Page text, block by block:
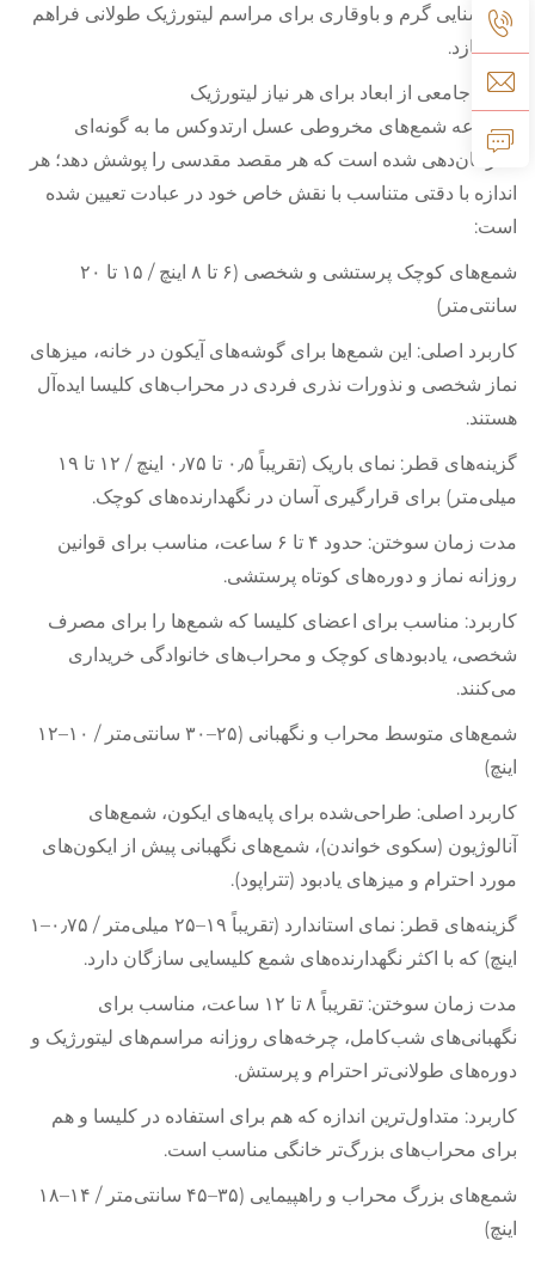
و روشنایی گرم و باوقاری برای مراسم لیتورژیک طولانی فراهم
می‌سازد.
طیف جامعی از ابعاد برای هر نیاز لیتورژیک
مجموعه شمع‌های مخروطی عسل ارتدوکس ما به گونه‌ای
سازمان‌دهی شده است که هر مقصد مقدسی را پوشش دهد؛ هر
اندازه با دقتی متناسب با نقش خاص خود در عبادت تعیین شده
است:
شمع‌های کوچک پرستشی و شخصی (۶ تا ۸ اینچ / ۱۵ تا ۲۰
سانتی‌متر)
کاربرد اصلی: این شمع‌ها برای گوشه‌های آیکون در خانه، میزهای
نماز شخصی و نذورات نذری فردی در محراب‌های کلیسا ایده‌آل
هستند.
گزینه‌های قطر: نمای باریک (تقریباً ۰٫۵ تا ۰٫۷۵ اینچ / ۱۲ تا ۱۹
میلی‌متر) برای قرارگیری آسان در نگهدارنده‌های کوچک.
مدت زمان سوختن: حدود ۴ تا ۶ ساعت، مناسب برای قوانین
روزانه نماز و دوره‌های کوتاه پرستشی.
کاربرد: مناسب برای اعضای کلیسا که شمع‌ها را برای مصرف
شخصی، یادبودهای کوچک و محراب‌های خانوادگی خریداری
می‌کنند.
شمع‌های متوسط محراب و نگهبانی (۲۵–۳۰ سانتی‌متر / ۱۰–۱۲
اینچ)
کاربرد اصلی: طراحی‌شده برای پایه‌های ایکون، شمع‌های
آنالوژیون (سکوی خواندن)، شمع‌های نگهبانی پیش از ایکون‌های
مورد احترام و میزهای یادبود (تتراپود).
گزینه‌های قطر: نمای استاندارد (تقریباً ۱۹–۲۵ میلی‌متر / ۰٫۷۵–۱
اینچ) که با اکثر نگهدارنده‌های شمع کلیسایی سازگان دارد.
مدت زمان سوختن: تقریباً ۸ تا ۱۲ ساعت، مناسب برای
نگهبانی‌های شب‌کامل، چرخه‌های روزانه مراسم‌های لیتورژیک و
دوره‌های طولانی‌تر احترام و پرستش.
کاربرد: متداول‌ترین اندازه که هم برای استفاده در کلیسا و هم
برای محراب‌های بزرگ‌تر خانگی مناسب است.
شمع‌های بزرگ محراب و راهپیمایی (۳۵–۴۵ سانتی‌متر / ۱۴–۱۸
اینچ)